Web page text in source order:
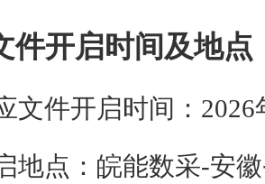
件开启时间及地点
文件开启时间：
地点：皖能数采-安